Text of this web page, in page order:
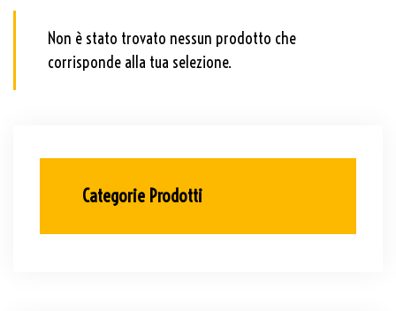
Non è stato trovato nessun prodotto che
corrisponde alla tua selezione.
Categorie Prodotti